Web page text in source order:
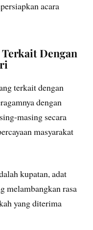
acara
Dengan
terkait dengan
dengan
masing secara
masyarakat
kupatan, adat
melambangkan rasa
yang diterima